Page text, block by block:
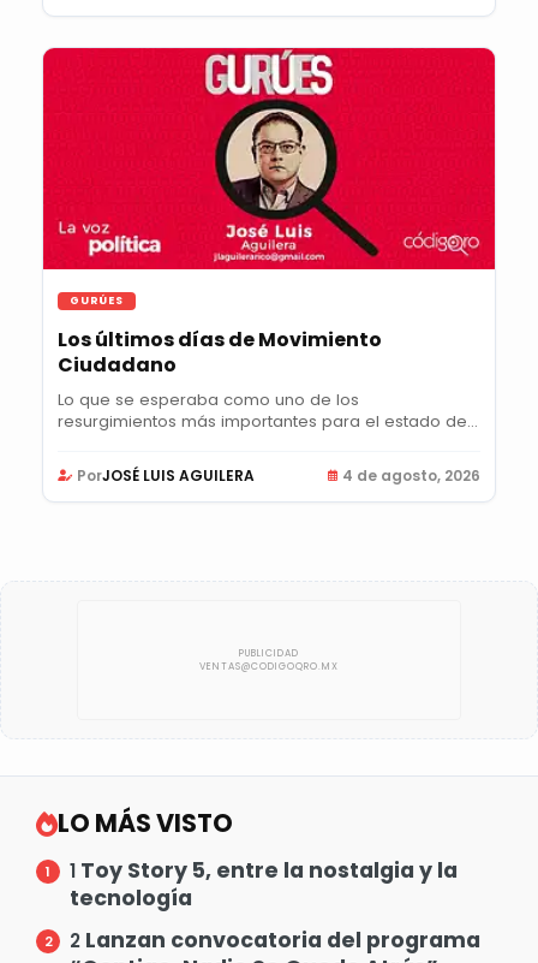
GURÚES
Los últimos días de Movimiento
Ciudadano
Lo que se esperaba como uno de los
resurgimientos más importantes para el estado de
PorJOSÉ LUIS AGUILERA 4 de agosto, 2026
LO MÁS VISTO
1 Toy Story 5, entre la nostalgia y la
tecnología
2 Lanzan convocatoria del programa